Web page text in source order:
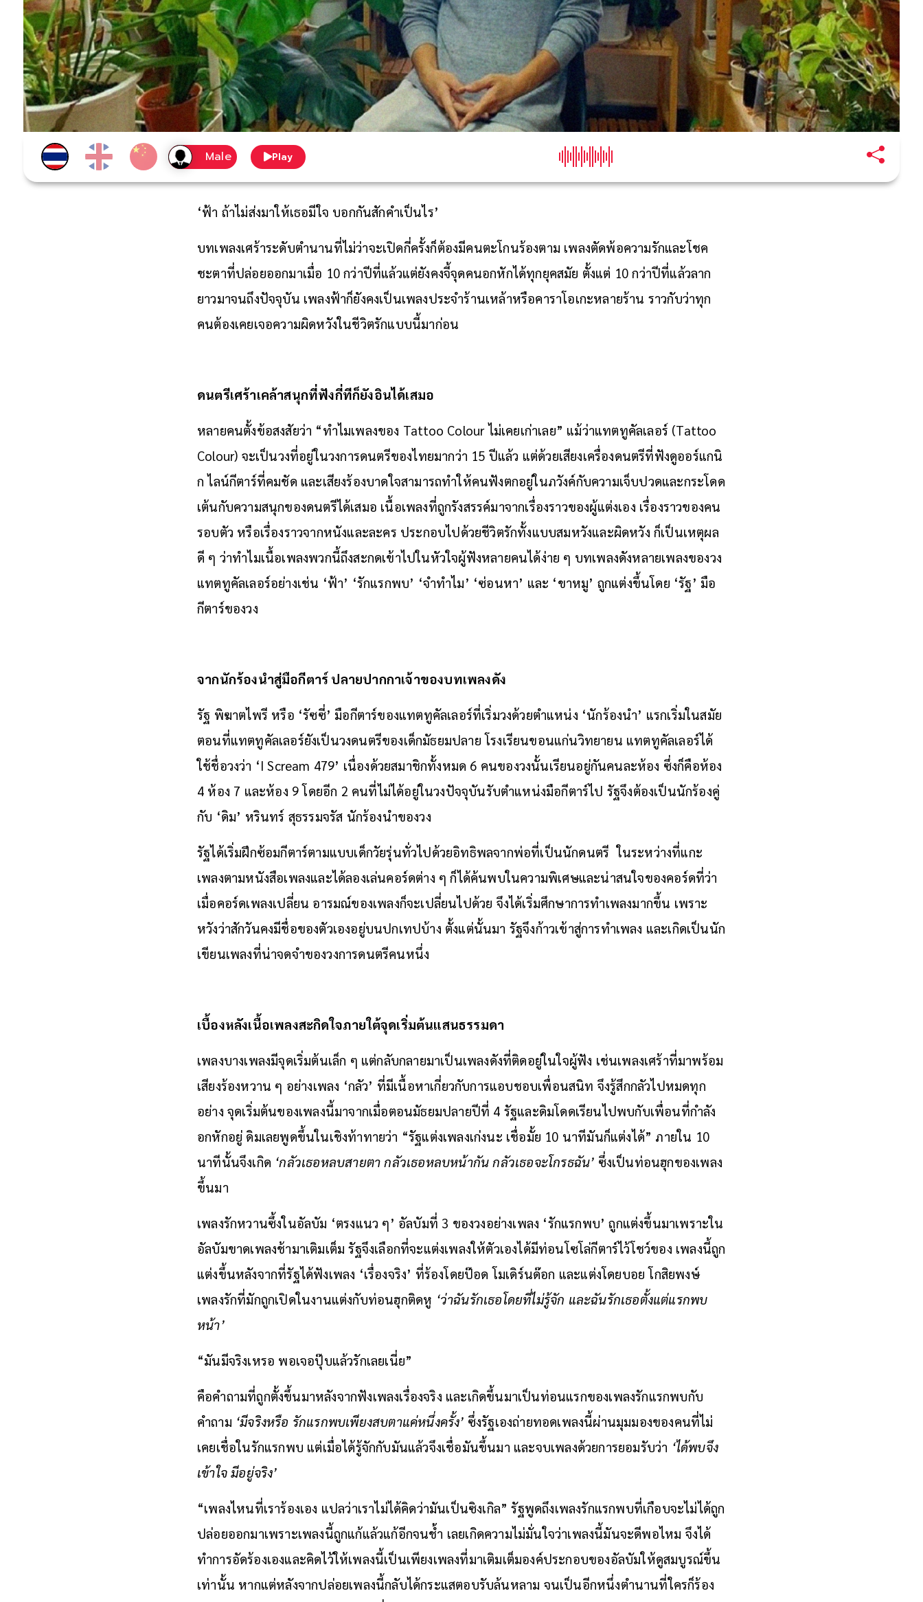
Play
‘ฟ้า ถ้าไม่ส่งมาให้เธอมีใจ บอกกันสักคำเป็นไร’
บทเพลงเศร้าระดับตำนานที่ไม่ว่าจะเปิดกี่ครั้งก็ต้องมีคนตะโกนร้องตาม เพลงตัดพ้อความรักและโชค
ชะตาที่ปล่อยออกมาเมื่อ 10 กว่าปีที่แล้วแต่ยังคงจี้จุดคนอกหักได้ทุกยุคสมัย ตั้งแต่ 10 กว่าปีที่แล้วลาก
ยาวมาจนถึงปัจจุบัน เพลงฟ้าก็ยังคงเป็นเพลงประจำร้านเหล้าหรือคาราโอเกะหลายร้าน ราวกับว่าทุก
คนต้องเคยเจอความผิดหวังในชีวิตรักแบบนี้มาก่อน
ดนตรีเศร้าเคล้าสนุกที่ฟังกี่ทีก็ยังอินได้เสมอ
หลายคนตั้งข้อสงสัยว่า “ทำไมเพลงของ Tattoo Colour ไม่เคยเก่าเลย” แม้ว่าแทตทูคัลเลอร์ (Tattoo
Colour) จะเป็นวงที่อยู่ในวงการดนตรีของไทยมากว่า 15 ปีแล้ว แต่ด้วยเสียงเครื่องดนตรีที่ฟังดูออร์แกนิ
ก ไลน์กีตาร์ที่คมชัด และเสียงร้องบาดใจสามารถทำให้คนฟังตกอยู่ในภวังค์กับความเจ็บปวดและกระโดด
เต้นกับความสนุกของดนตรีได้เสมอ เนื้อเพลงที่ถูกรังสรรค์มาจากเรื่องราวของผู้แต่งเอง เรื่องราวของคน
รอบตัว หรือเรื่องราวจากหนังและละคร ประกอบไปด้วยชีวิตรักทั้งแบบสมหวังและผิดหวัง ก็เป็นเหตุผล
ดี ๆ ว่าทำไมเนื้อเพลงพวกนี้ถึงสะกดเข้าไปในหัวใจผู้ฟังหลายคนได้ง่าย ๆ บทเพลงดังหลายเพลงของวง
แทตทูคัลเลอร์อย่างเช่น ‘ฟ้า’ ‘รักแรกพบ’ ‘จำทำไม’ ‘ซ่อนหา’ และ ‘ขาหมู’ ถูกแต่งขึ้นโดย ‘รัฐ’ มือ
กีตาร์ของวง
จากนักร้องนำสู่มือกีตาร์ ปลายปากกาเจ้าของบทเพลงดัง
รัฐ พิฆาตไพรี หรือ ‘รัซซี่’ มือกีตาร์ของแทตทูคัลเลอร์ที่เริ่มวงด้วยตำแหน่ง ‘นักร้องนำ’ แรกเริ่มในสมัย
ตอนที่แทตทูคัลเลอร์ยังเป็นวงดนตรีของเด็กมัธยมปลาย โรงเรียนขอนแก่นวิทยายน แทตทูคัลเลอร์ได้
ใช้ชื่อวงว่า ‘I Scream 479’ เนื่องด้วยสมาชิกทั้งหมด 6 คนของวงนั้นเรียนอยู่กันคนละห้อง ซึ่งก็คือห้อง
4 ห้อง 7 และห้อง 9 โดยอีก 2 คนที่ไม่ได้อยู่ในวงปัจจุบันรับตำแหน่งมือกีตาร์ไป รัฐจึงต้องเป็นนักร้องคู่
กับ ‘ดิม’ หรินทร์ สุธรรมจรัส นักร้องนำของวง
รัฐได้เริ่มฝึกซ้อมกีตาร์ตามแบบเด็กวัยรุ่นทั่วไปด้วยอิทธิพลจากพ่อที่เป็นนักดนตรี ในระหว่างที่แกะ
เพลงตามหนังสือเพลงและได้ลองเล่นคอร์ดต่าง ๆ ก็ได้ค้นพบในความพิเศษและน่าสนใจของคอร์ดที่ว่า
เมื่อคอร์ดเพลงเปลี่ยน อารมณ์ของเพลงก็จะเปลี่ยนไปด้วย จึงได้เริ่มศึกษาการทำเพลงมากขึ้น เพราะ
หวังว่าสักวันคงมีชื่อของตัวเองอยู่บนปกเทปบ้าง ตั้งแต่นั้นมา รัฐจึงก้าวเข้าสู่การทำเพลง และเกิดเป็นนัก
เขียนเพลงที่น่าจดจำของวงการดนตรีคนหนึ่ง
เบื้องหลังเนื้อเพลงสะกิดใจภายใต้จุดเริ่มต้นแสนธรรมดา
เพลงบางเพลงมีจุดเริ่มต้นเล็ก ๆ แต่กลับกลายมาเป็นเพลงดังที่ติดอยู​่ในใจผู้ฟัง เช่นเพลงเศร้าที่มาพร้อม
เสียงร้องหวาน ๆ อย่างเพลง ‘กลัว’ ที่มีเนื้อหาเกี่ยวกับการแอบชอบเพื่อนสนิท จึงรู้สึกกลัวไปหมดทุก
อย่าง จุดเริ่มต้นของเพลงนี้มาจากเมื่อตอนมัธยมปลายปีที่ 4 รัฐและดิมโดดเรียนไปพบกับเพื่อนที่กำลัง
อกหักอยู่ ดิมเลยพูดขึ้นในเชิงท้าทายว่า “รัฐแต่งเพลงเก่งนะ เชื่อมั้ย 10 นาทีมันก็แต่งได้” ภายใน 10
นาทีนั้นจึงเกิด ‘กลัวเธอหลบสายตา กลัวเธอหลบหน้ากัน กลัวเธอจะโกรธฉัน’ ซึ่งเป็นท่อนฮุกของเพลง
ขึ้นมา
เพลงรักหวานซึ้งในอัลบัม ‘ตรงแนว ๆ’ อัลบัมที่ 3 ของวงอย่างเพลง ‘รักแรกพบ’ ถูกแต่งขึ้นมาเพราะใน
อัลบัมขาดเพลงช้ามาเติมเต็ม รัฐจึงเลือกที่จะแต่งเพลงให้ตัวเองได้มีท่อนโซโล่กีตาร์ไว้โชว์ของ เพลงนี้ถูก
แต่งขึ้นหลังจากที่รัฐได้ฟังเพลง ‘เรื่องจริง’ ที่ร้องโดยป๊อด โมเดิร์นด๊อก และแต่งโดยบอย โกสิยพงษ์
เพลงรักที่มักถูกเปิดในงานแต่งกับท่อนฮุกติดหู ‘ว่าฉันรักเธอโดยที่ไม่รู้จัก และฉันรักเธอตั้งแต่แรกพบ
หน้า’
“มันมีจริงเหรอ พอเจอปุ๊บแล้วรักเลยเนี่ย”
คือคำถามที่ถูกตั้งขึ้นมาหลังจากฟังเพลงเรื่องจริง และเกิดขึ้นมาเป็นท่อนแรกของเพลงรักแรกพบกับ
คำถาม ‘มีจริงหรือ รักแรกพบเพียงสบตาแค่หนึ่งครั้ง’ ซึ่งรัฐเองถ่ายทอดเพลงนี้ผ่านมุมมองของคนที่ไม่
เคยเชื่อในรักแรกพบ แต่เมื่อได้รู้จักกับมันแล้วจึงเชื่อมันขึ้นมา และจบเพลงด้วยการยอมรับว่า ‘ได้พบจึง
เข้าใจ มีอยู่จริง’
“เพลงไหนที่เราร้องเอง แปลว่าเราไม่ได้คิดว่ามันเป็นซิงเกิล” รัฐพูดถึงเพลงรักแรกพบที่เกือบจะไม่ได้ถูก
ปล่อยออกมาเพราะเพลงนี้ถูกแก้แล้วแก้อีกจนช้ำ เลยเกิดความไม่มั่นใจว่าเพลงนี้มันจะดีพอไหม จึงได้
ทำการอัดร้องเองและคิดไว้ให้เพลงนี้เป็นเพียงเพลงที่มาเติมเต็มองค์ประกอบของอัลบัมให้ดูสมบูรณ์ขึ้น
เท่านั้น หากแต่หลังจากปล่อยเพลงนี้กลับได้กระแสตอบรับล้นหลาม จนเป็นอีกหนึ่งตำนานที่ใครก็ร้อง